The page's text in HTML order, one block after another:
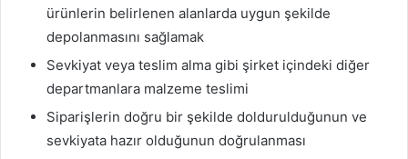
ürünlerin belirlenen alanlarda uygun şekilde
depolanmasını sağlamak
Sevkiyat veya teslim alma gibi şirket içindeki diğer
departmanlara malzeme teslimi
Siparişlerin doğru bir şekilde doldurulduğunun ve
sevkiyata hazır olduğunun doğrulanması